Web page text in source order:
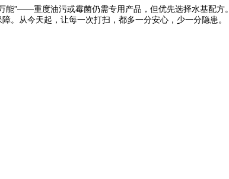
能”——重度油污或霉菌仍需专用产品，但优先选择水基配方。
。从今天起，让每一次打扫，都多一分安心，少一分隐患。